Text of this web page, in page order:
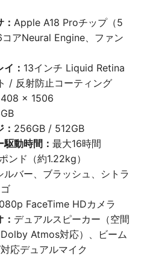
Apple A18 Proチップ（5
コアNeural Engine、ファン
： 13インチ Liquid Retina
/ 反射防止コーティング
× 1506
256GB / 512GB
動時間： 最大16時間
ンド（約1.22kg）
ルバー、ブラッシュ、シトラ
FaceTime HDカメラ
デュアルスピーカー（空間
Atmos対応）、ビーム
応デュアルマイク